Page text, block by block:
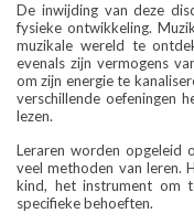
De inwijding van deze
fysieke ontwikkeling.
muzikale wereld te
evenals zijn vermogens
om zijn energie te
verschillende oefeningen
lezen.
Leraren worden opgeleid
veel methoden van leren.
kind, het instrument om
specifieke behoeften.